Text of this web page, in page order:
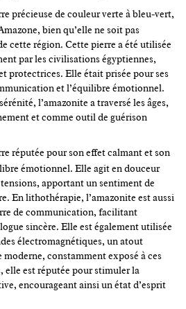
précieuse de couleur verte à bleu-vert,
bien qu’elle ne soit pas
cette région. Cette pierre a été utilisée
par les civilisations égyptiennes,
protectrices. Elle était prisée pour ses
et l’équilibre émotionnel.
l’amazonite a traversé les âges,
et comme outil de guérison
réputée pour son effet calmant et son
émotionnel. Elle agit en douceur
apportant un sentiment de
En lithothérapie, l’amazonite est aussi
de communication, facilitant
sincère. Elle est également utilisée
électromagnétiques, un atout
constamment exposé à ces
elle est réputée pour stimuler la
encourageant ainsi un état d’esprit